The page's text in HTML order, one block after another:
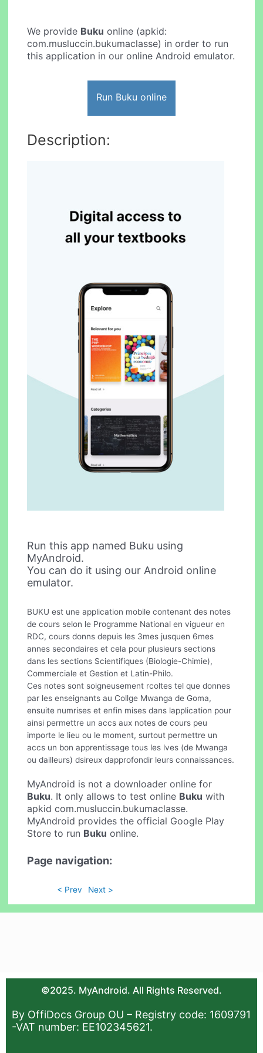
We provide Buku online (apkid:
com.musluccin.bukumaclasse) in order to run
this application in our online Android emulator.
Run Buku online
Description:
Run this app named Buku using
MyAndroid.
You can do it using our Android online
emulator.
BUKU est une application mobile contenant des notes
de cours selon le Programme National en vigueur en
RDC, cours donns depuis les 3mes jusquen 6mes
annes secondaires et cela pour plusieurs sections
dans les sections Scientifiques (Biologie-Chimie),
Commerciale et Gestion et Latin-Philo.
Ces notes sont soigneusement rcoltes tel que donnes
par les enseignants au Collge Mwanga de Goma,
ensuite numrises et enfin mises dans lapplication pour
ainsi permettre un accs aux notes de cours peu
importe le lieu ou le moment, surtout permettre un
accs un bon apprentissage tous les lves (de Mwanga
ou dailleurs) dsireux dapprofondir leurs connaissances.
MyAndroid is not a downloader online for
Buku. It only allows to test online Buku with
apkid com.musluccin.bukumaclasse.
MyAndroid provides the official Google Play
Store to run Buku online.
Page navigation:
< Prev Next >
©2025. MyAndroid. All Rights Reserved.
By OffiDocs Group OU – Registry code: 1609791
-VAT number: EE102345621.